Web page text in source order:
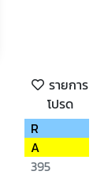
รายการ
โปรด
R
A
395